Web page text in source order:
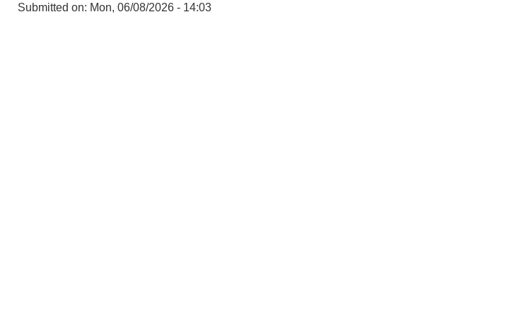
Submitted on: Mon, 06/08/2026 - 14:03